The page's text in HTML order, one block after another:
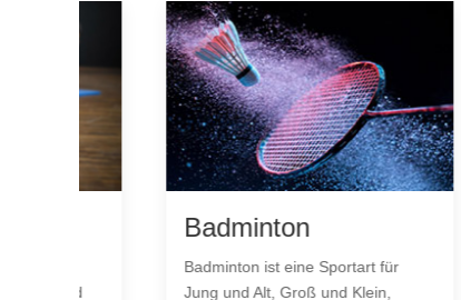
Badminton
Badminton ist eine Sportart für
Jung und Alt, Groß und Klein,